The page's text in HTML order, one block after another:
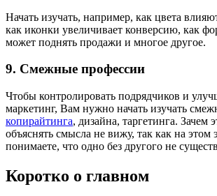
Начать изучать, например, как цвета
как иконки увеличивает конверсию, как
может поднять продажи и многое другое.
9. Смежные профессии
Чтобы контролировать подрядчиков и
маркетинг, Вам нужно начать изучать
копирайтинга, дизайна, таргетинга. Зачем
объяснять смысла не вижу, так как на
понимаете, что одно без другого не
Коротко о главном